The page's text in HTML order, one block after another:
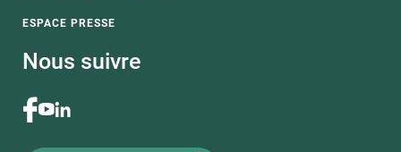
ESPACE PRESSE
Nous suivre